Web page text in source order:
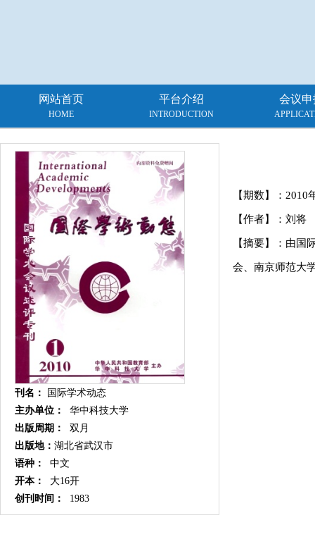
网站首页
HOME
平台介绍
INTRODUCTION
会议申
刊名：
国际学术动态
主办单位：
华中科技大学
出版周期：
双月
出版地： 湖北省武汉市
语种：
中文
开本：
大16开
创刊时间：
1983
【期数】： 2010
【作者】：刘将
【摘要】：由国
会、南京师范大